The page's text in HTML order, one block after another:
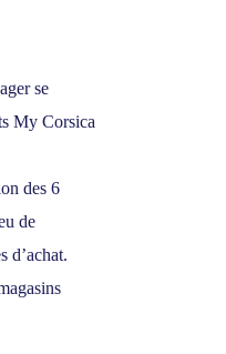
se
My Corsica
des 6
de
d’achat.